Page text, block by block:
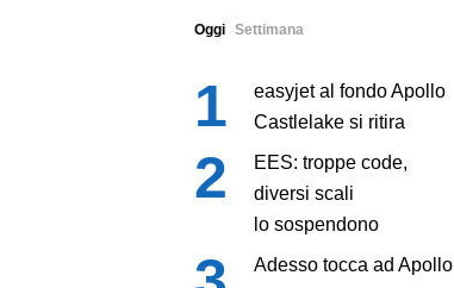
Oggi Settimana
easyjet al fondo Apollo
Castlelake si ritira
EES: troppe code,
diversi scali
lo sospendono
Adesso tocca ad Apollo